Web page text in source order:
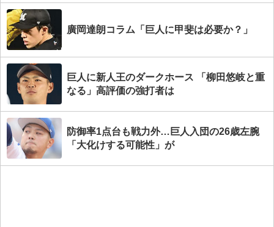
廣岡達朗コラム「巨人に甲斐は必要か？」
巨人に新人王のダークホース 「柳田悠岐と重
なる」高評価の強打者は
防御率1点台も戦力外…巨人入団の26歳左腕
「大化けする可能性」が